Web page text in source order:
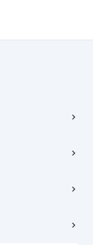
윈트리빌딩) B동 5층
, 8층 미소
자에게 있습니다.